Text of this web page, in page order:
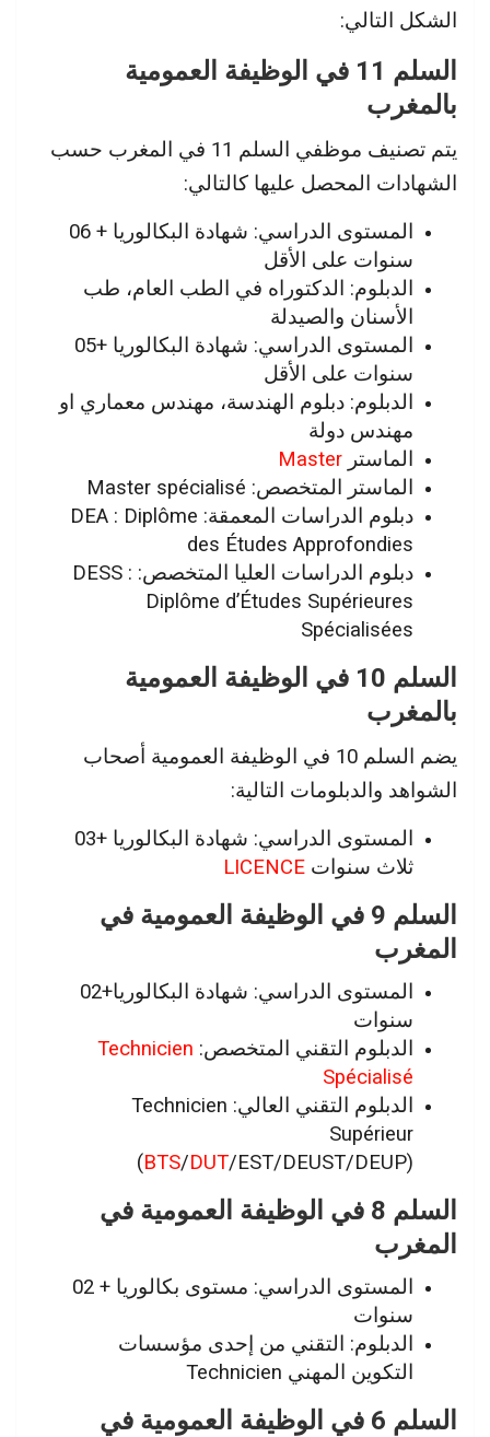
الشكل التالي:
السلم 11 في الوظيفة العمومية
بالمغرب
يتم تصنيف موظفي السلم 11 في المغرب حسب
الشهادات المحصل عليها كالتالي:
المستوى الدراسي: شهادة البكالوريا + 06
سنوات على الأقل
الدبلوم: الدكتوراه في الطب العام، طب
الأسنان والصيدلة
المستوى الدراسي: شهادة البكالوريا +05
سنوات على الأقل
الدبلوم: دبلوم الهندسة، مهندس معماري او
مهندس دولة
الماستر Master
الماستر المتخصص: Master spécialisé
دبلوم الدراسات المعمقة: DEA : Diplôme
des Études Approfondies
دبلوم الدراسات العليا المتخصص: DESS :
Diplôme d’Études Supérieures
Spécialisées
السلم 10 في الوظيفة العمومية
بالمغرب
يضم السلم 10 في الوظيفة العمومية أصحاب
الشواهد والدبلومات التالية:
المستوى الدراسي: شهادة البكالوريا +03
ثلاث سنوات LICENCE
السلم 9 في الوظيفة العمومية في
المغرب
المستوى الدراسي: شهادة البكالوريا+02
سنوات
الدبلوم التقني المتخصص: Technicien
Spécialisé
الدبلوم التقني العالي: Technicien
Supérieur
(BTS/DUT/EST/DEUST/DEUP)
السلم 8 في الوظيفة العمومية في
المغرب
المستوى الدراسي: مستوى بكالوريا + 02
سنوات
الدبلوم: التقني من إحدى مؤسسات
التكوين المهني Technicien
السلم 6 في الوظيفة العمومية في